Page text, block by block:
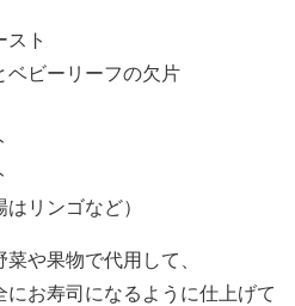
ト
ビーリーフの欠片
リンゴなど）
菜や果物で代用して、
お寿司になるように仕上げて